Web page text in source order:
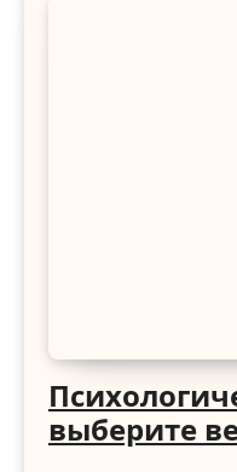
выберите